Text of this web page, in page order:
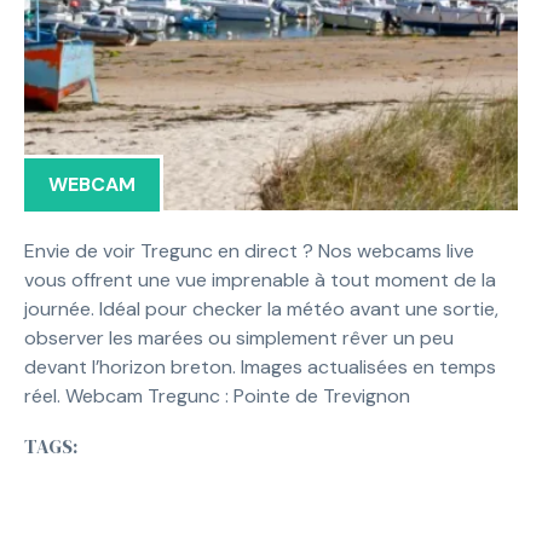
WEBCAM
Envie de voir Tregunc en direct ? Nos webcams live
vous offrent une vue imprenable à tout moment de la
journée. Idéal pour checker la météo avant une sortie,
observer les marées ou simplement rêver un peu
devant l’horizon breton. Images actualisées en temps
réel. Webcam Tregunc : Pointe de Trevignon
TAGS: